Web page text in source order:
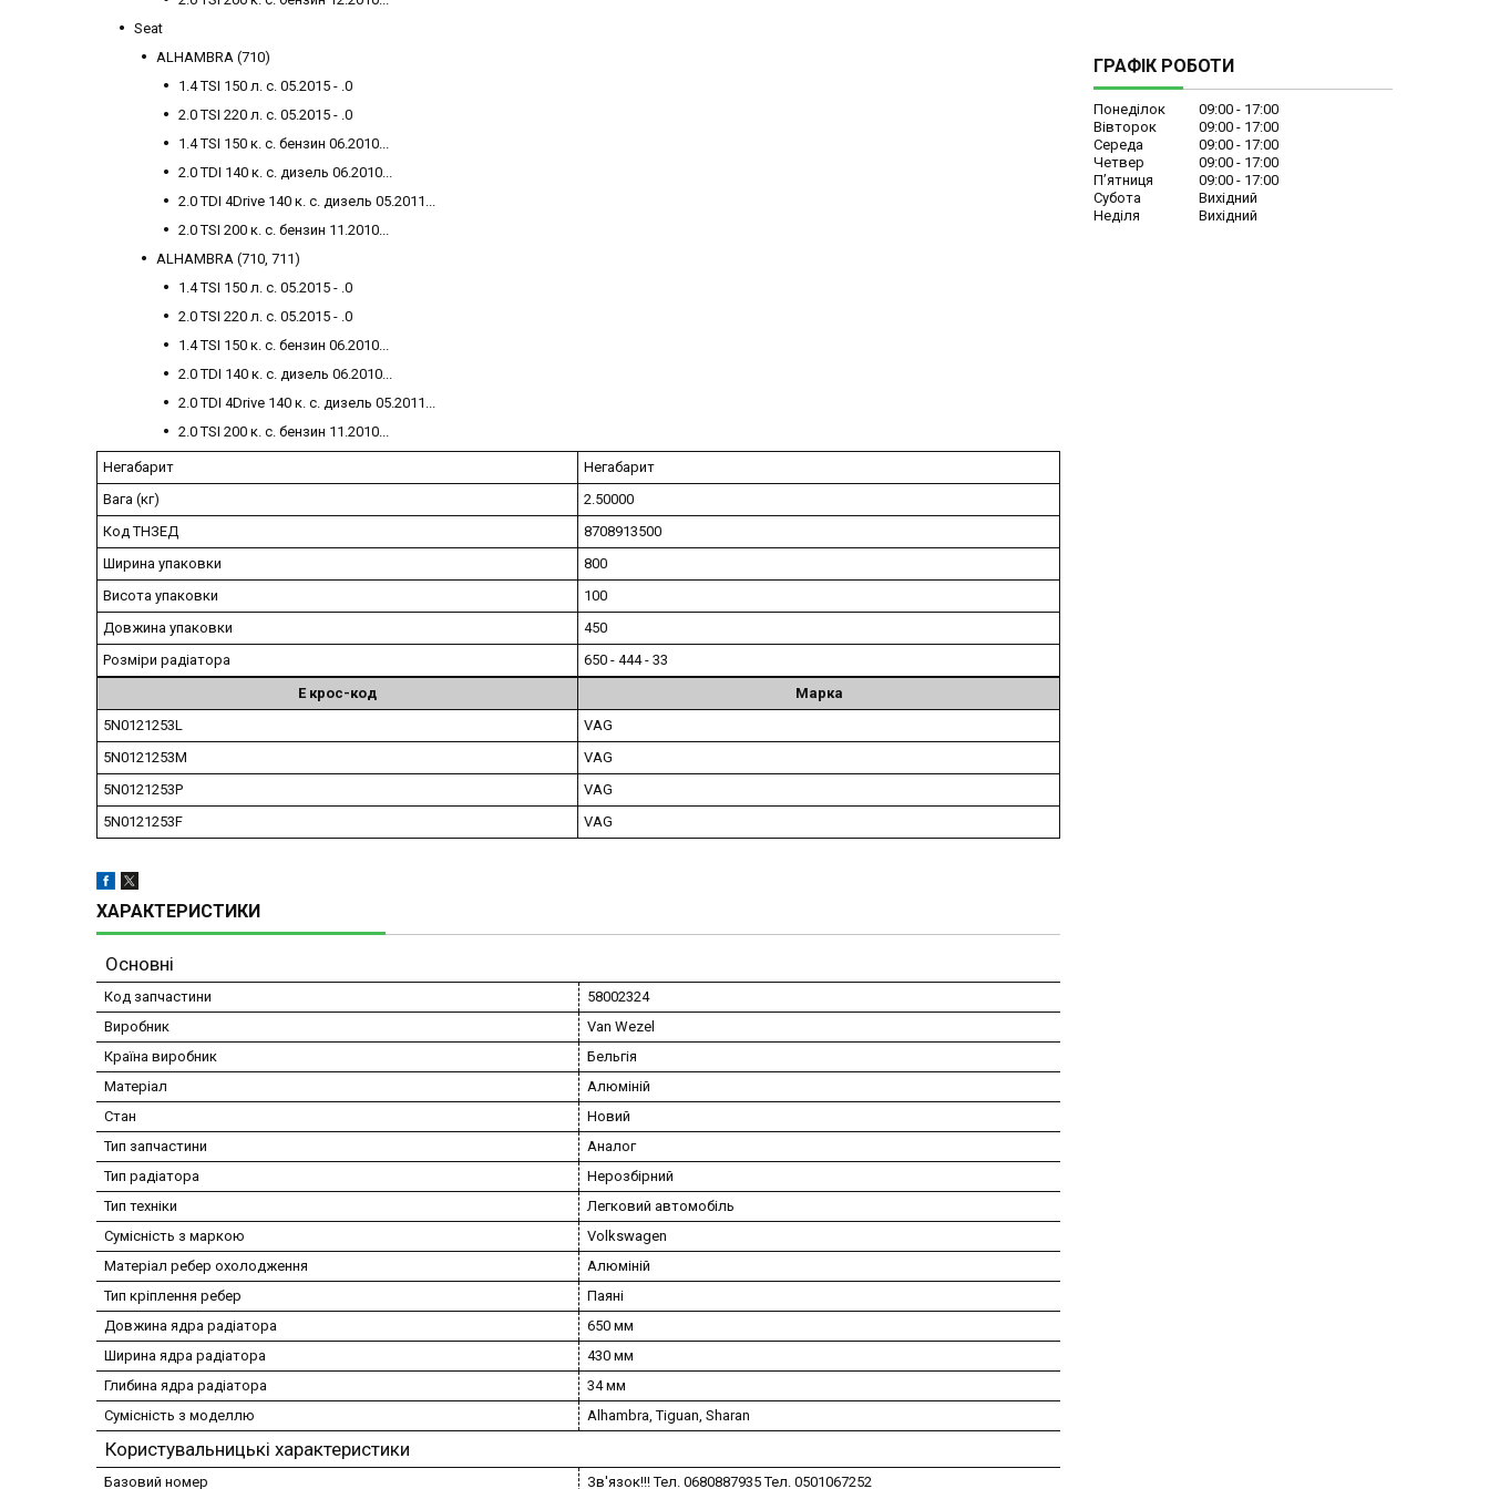
Seat
ALHAMBRA (710)
1.4 TSI 150 л. с. 05.2015 - .0
2.0 TSI 220 л. с. 05.2015 - .0
1.4 TSI 150 к. с. бензин 06.2010...
2.0 TDI 140 к. с. дизель 06.2010...
2.0 TDI 4Drive 140 к. с. дизель 05.2011...
2.0 TSI 200 к. с. бензин 11.2010...
ALHAMBRA (710, 711)
1.4 TSI 150 л. с. 05.2015 - .0
2.0 TSI 220 л. с. 05.2015 - .0
1.4 TSI 150 к. с. бензин 06.2010...
2.0 TDI 140 к. с. дизель 06.2010...
2.0 TDI 4Drive 140 к. с. дизель 05.2011...
2.0 TSI 200 к. с. бензин 11.2010...
Негабарит
Негабарит
Вага (кг)
2.50000
Код ТНЗЕД
8708913500
Ширина упаковки
800
Висота упаковки
100
Довжина упаковки
450
Розміри радіатора
650 - 444 - 33
Е крос-код
Марка
5N0121253L
VAG
5N0121253M
VAG
5N0121253P
VAG
5N0121253F
VAG
ХАРАКТЕРИСТИКИ
Основні
Код запчастини
58002324
Виробник
Van Wezel
Країна виробник
Бельгія
Матеріал
Алюміній
Стан
Новий
Тип запчастини
Аналог
Тип радіатора
Нерозбірний
Тип техніки
Легковий автомобіль
Сумісність з маркою
Volkswagen
Матеріал ребер охолодження
Алюміній
Тип кріплення ребер
Паяні
Довжина ядра радіатора
650 мм
Ширина ядра радіатора
430 мм
Глибина ядра радіатора
34 мм
Сумісність з моделлю
Alhambra, Tiguan, Sharan
Користувальницькі характеристики
Базовий номер Зв'язок!!! Тел. 0680887935 Тел. 0501067252
ГРАФІК РОБОТИ
Понеділок 09:00
17:00
Вівторок
09:00
17:00
Середа
09:00
17:00
Четвер
09:00
17:00
Пʼятниця
09:00
17:00
Субота
Вихідний
Неділя
Вихідний